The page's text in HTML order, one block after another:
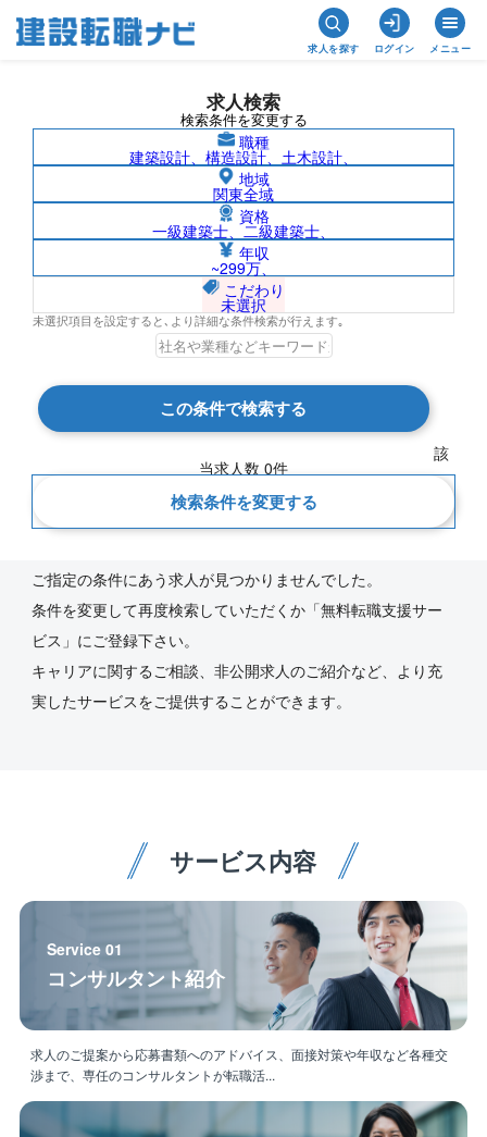
求人を探す ログイン メニュー
求人検索
検索条件を変更する
職種
建築設計、構造設計、土木設計、
地域
関東全域
資格
一級建築士、二級建築士、
年収
~299万、
こだわり
未選択
未選択項目を設定すると､より詳細な条件検索が行えます｡
この条件で検索する
該
当求人数 0件
検索条件を変更する
京都府/株式会社日商エステムの求人検索
結果一覧
新着順
ご指定の条件にあう求人が見つかりませんでした。
条件を変更して再度検索していただくか「無料転職支援サー
ビス」にご登録下さい。
キャリアに関するご相談、非公開求人のご紹介など、より充
実したサービスをご提供することができます。
サービス内容
Service 01
コンサルタント紹介
求人のご提案から応募書類へのアドバイス、面接対策や年収など各種交
渉まで、専任のコンサルタントが転職活...